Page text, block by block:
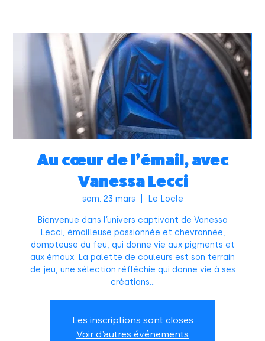
Au cœur de l’émail, avec
Vanessa Lecci
sam. 23 mars Le Locle
Bienvenue dans l’univers captivant de Vanessa
Lecci, émailleuse passionnée et chevronnée,
dompteuse du feu, qui donne vie aux pigments et
aux émaux. La palette de couleurs est son terrain
de jeu, une sélection réfléchie qui donne vie à ses
créations...
Les inscriptions sont closes
Voir d'autres événements